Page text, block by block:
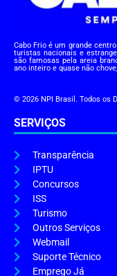
Cabo Frio é um grande
turistas nacionais e
são famosas pela areia
ano inteiro e quase não
© 2026 NPI Brasil. Todos os
SERVIÇOS
Transparência
IPTU
Concursos
ISS
Turismo
Outros Serviços
Webmail
Suporte Técnico
Emprego Já